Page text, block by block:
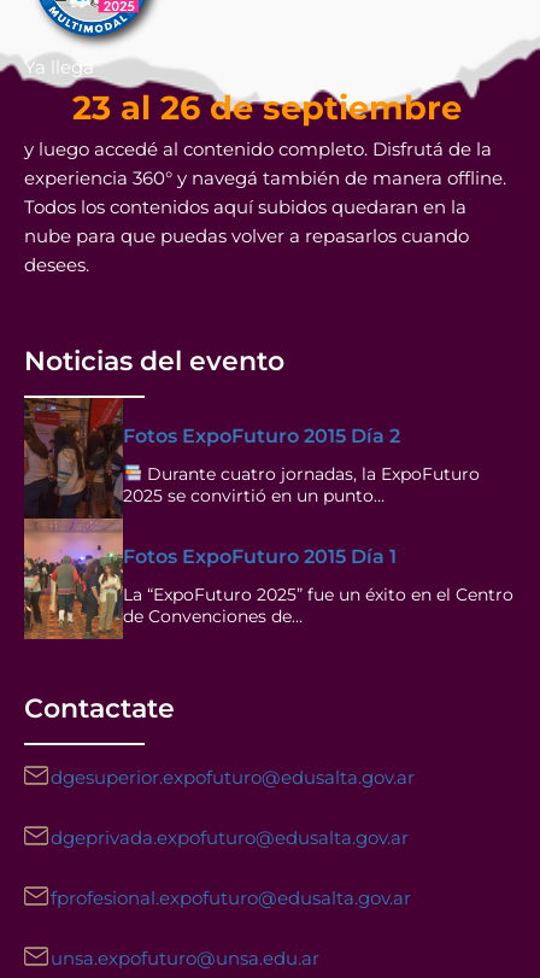
Ya llega
23 al 26 de septiembre
y luego accedé al contenido completo. Disfrutá de la
experiencia 360° y navegá también de manera offline.
Todos los contenidos aquí subidos quedaran en la
nube para que puedas volver a repasarlos cuando
desees.
Noticias del evento
Fotos ExpoFuturo 2015 Día 2
Durante cuatro jornadas, la ExpoFuturo
2025 se convirtió en un punto…
Fotos ExpoFuturo 2015 Día 1
La “ExpoFuturo 2025” fue un éxito en el Centro
de Convenciones de…
Contactate
dgesuperior.expofuturo@edusalta.gov.ar
dgeprivada.expofuturo@edusalta.gov.ar
fprofesional.expofuturo@edusalta.gov.ar
unsa.expofuturo@unsa.edu.ar